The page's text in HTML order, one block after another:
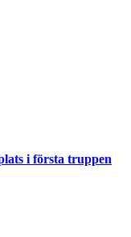
i första truppen